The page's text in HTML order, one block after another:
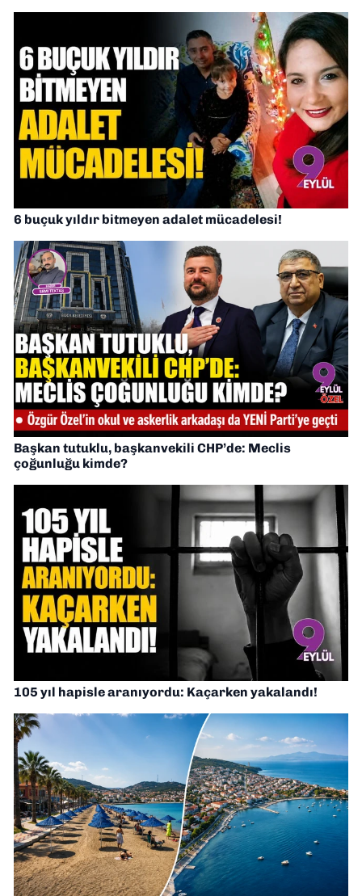
6 buçuk yıldır bitmeyen adalet mücadelesi!
Başkan tutuklu, başkanvekili CHP’de: Meclis
çoğunluğu kimde?
105 yıl hapisle aranıyordu: Kaçarken yakalandı!